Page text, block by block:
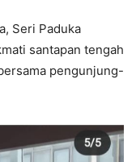
Seri Paduka
santapan tengah
pengunjung-